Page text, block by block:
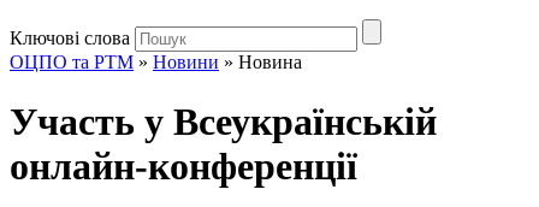
Ключові слова
ОЦПО та РТМ » Новини » Новина
Участь у Всеукраїнській
онлайн-конференції